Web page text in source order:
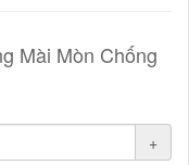
Mài Mòn Chống
+